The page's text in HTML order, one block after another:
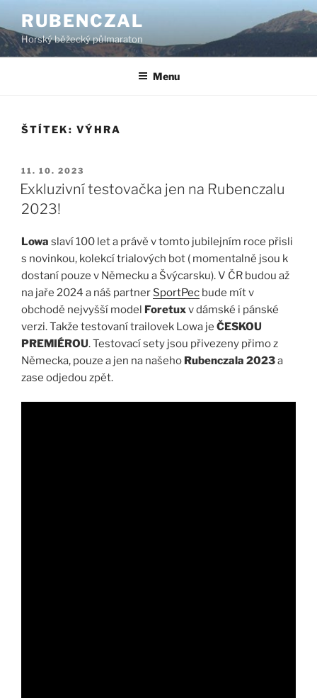
k
obsahu
webu
RUBENCZAL
Horský běžecký půlmaraton
Menu
ŠTÍTEK: VÝHRA
PUBLIKOVÁNO
11. 10. 2023
Exkluzivní testovačka jen na Rubenczalu
2023!
Lowa slaví 100 let a právě v tomto jubilejním roce přisli
s novinkou, kolekcí trialových bot ( momentalně jsou k
dostaní pouze v Německu a Švýcarsku). V ČR budou až
na jaře 2024 a náš partner SportPec bude mít v
obchodě nejvyšší model Foretuxv dámské i pánské
verzi. Takže testovaní trailovek Lowa je ČESKOU
PREMIÉROU. Testovací sety jsou přivezeny přimo z
Německa, pouze a jen na našeho Rubenczala 2023a
zase odjedou zpět.